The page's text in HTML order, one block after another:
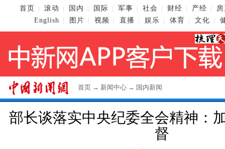
首页 滚动 国内 国际 军事 社会 财经 产经
English
图片 视频 直播 娱乐 体育 文化
首页 → 新闻中心 → 国内新闻
部长谈落实中央纪委全会精神：
督